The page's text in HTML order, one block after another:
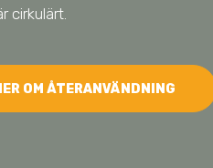
cirkulärt.
OM ÅTERANVÄNDNING